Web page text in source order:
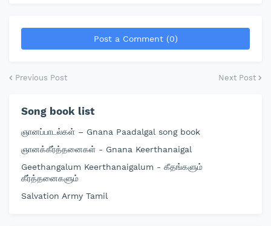
Post a Comment (0)
Previous Post Next Post
Song book list
ஞானப்பாடல்கள் – Gnana Paadalgal song book
ஞானக்கீர்த்தனைகள் - Gnana Keerthanaigal
Geethangalum Keerthanaigalum - கீதங்களும்
கீர்த்தனைகளும்
Salvation Army Tamil